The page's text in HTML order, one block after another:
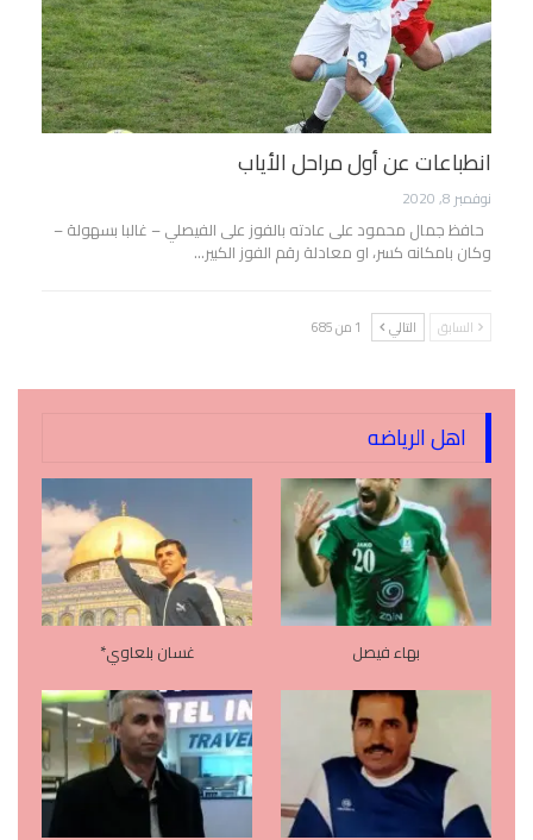
انطباعات عن أول مراحل الأياب
نوفمبر 8, 2020
حافظ جمال محمود على عادته بالفوز على الفيصلي – غالبا بسهولة –
وكان بامكانه كسر، او معادلة رقم الفوز الكبير…
السابق التالي 1 من 685
اهل الرياضه
بهاء فيصل غسان بلعاوي*